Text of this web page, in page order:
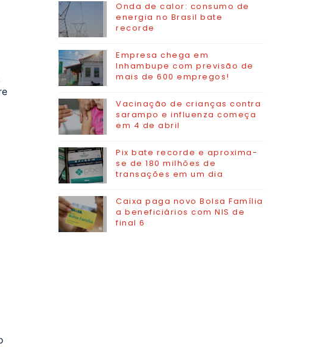
Onda de calor: consumo de
energia no Brasil bate
recorde
Empresa chega em
Inhambupe com previsão de
mais de 600 empregos!
Vacinação de crianças contra
sarampo e influenza começa
em 4 de abril
Pix bate recorde e aproxima-
se de 180 milhões de
transações em um dia
Caixa paga novo Bolsa Família
a beneficiários com NIS de
final 6